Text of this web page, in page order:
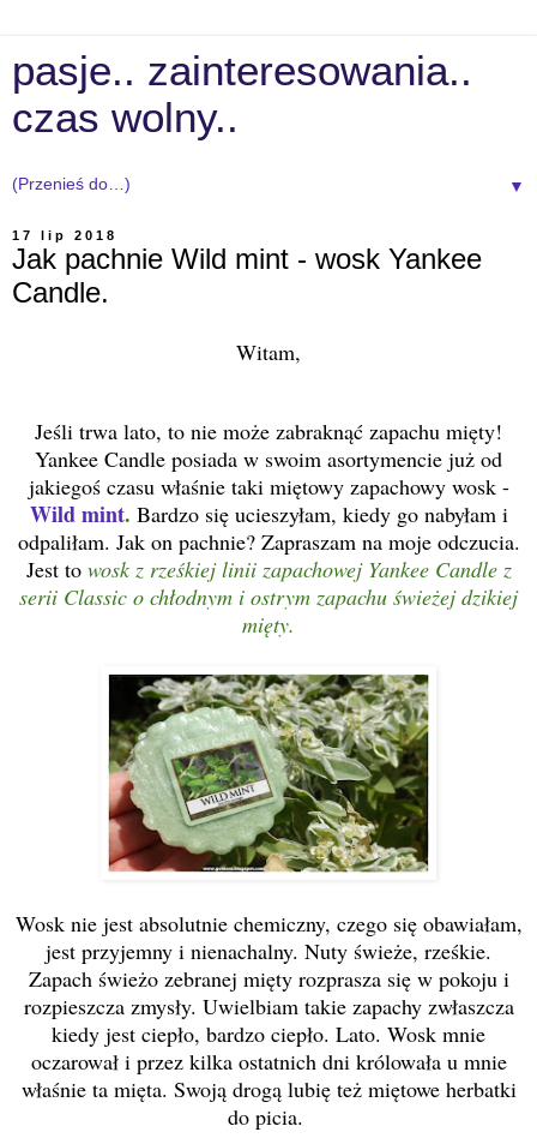
pasje.. zainteresowania..
czas wolny..
▼
17 lip 2018
Jak pachnie Wild mint - wosk Yankee
Candle.
Witam,
Jeśli trwa lato, to nie może zabraknąć zapachu mięty!
Yankee Candle posiada w swoim asortymencie już od
jakiegoś czasu właśnie taki miętowy zapachowy wosk -
Wild mint. Bardzo się ucieszyłam, kiedy go nabyłam i
odpaliłam. Jak on pachnie? Zapraszam na moje odczucia.
Jest to wosk z rześkiej linii zapachowej Yankee Candle z
serii Classic o chłodnym i ostrym zapachu świeżej dzikiej
mięty.
Wosk nie jest absolutnie chemiczny, czego się obawiałam,
jest przyjemny i nienachalny. Nuty świeże, rześkie.
Zapach świeżo zebranej mięty rozprasza się w pokoju i
rozpieszcza zmysły. Uwielbiam takie zapachy zwłaszcza
kiedy jest ciepło, bardzo ciepło. Lato. Wosk mnie
oczarował i przez kilka ostatnich dni królowała u mnie
właśnie ta mięta. Swoją drogą lubię też miętowe herbatki
do picia.